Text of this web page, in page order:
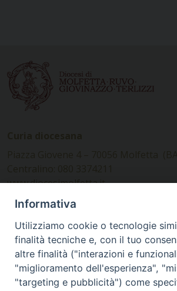
www.diocesimolfetta.it –
diocesimolfetta@pec.chiesacattolica.it
Ufficio Comunicazioni sociali
Piazza Giovene 4 – 70056 Molfetta
Informativa
Utilizziamo cookie o tecnologie
finalità tecniche e, con il tuo
altre finalità ("interazioni e
"miglioramento dell'esperienza",
"targeting e pubblicità") come